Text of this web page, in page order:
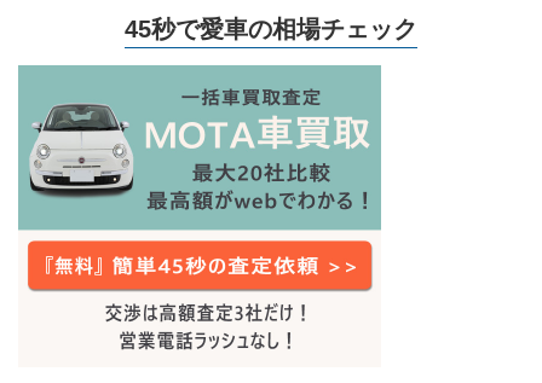
45秒で愛車の相場チェック